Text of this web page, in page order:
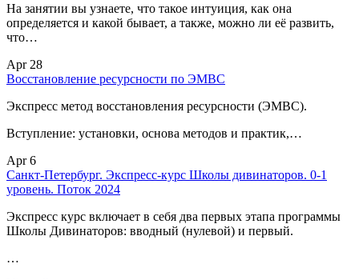
На занятии вы узнаете, что такое интуиция, как она
определяется и какой бывает, а также, можно ли её развить,
что…
Apr 28
Восстановление ресурсности по ЭМВС
Экспресс метод восстановления ресурсности (ЭМВС).
Вступление: установки, основа методов и практик,…
Apr 6
Санкт-Петербург. Экспресс-курс Школы дивинаторов. 0-1
уровень. Поток 2024
Экспресс курс включает в себя два первых этапа программы
Школы Дивинаторов: вводный (нулевой) и первый.
…